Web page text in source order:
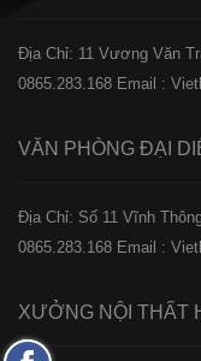
Địa Chỉ: 11 Vương Văn
0865.283.168 Email :
VĂN PHÒNG ĐẠI
Địa Chỉ: Số 11 Vĩnh
0865.283.168 Email :
XƯỞNG NỘI THẤT